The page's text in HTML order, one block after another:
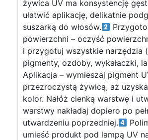
żywica UV ma konsystencję
ułatwić aplikację, delikatnie
suszarką do włosów.
powierzchni – oczyść
i przygotuj wszystkie narzędzia
pigmenty, ozdoby, wykałaczki,
Aplikacja – wymieszaj pigment
przezroczystą żywicą, aż
kolor. Nałóż cienką warstwę i
warstwy nakładaj dopiero po
utwardzeniu poprzedniej.
umieść produkt pod lampą UV